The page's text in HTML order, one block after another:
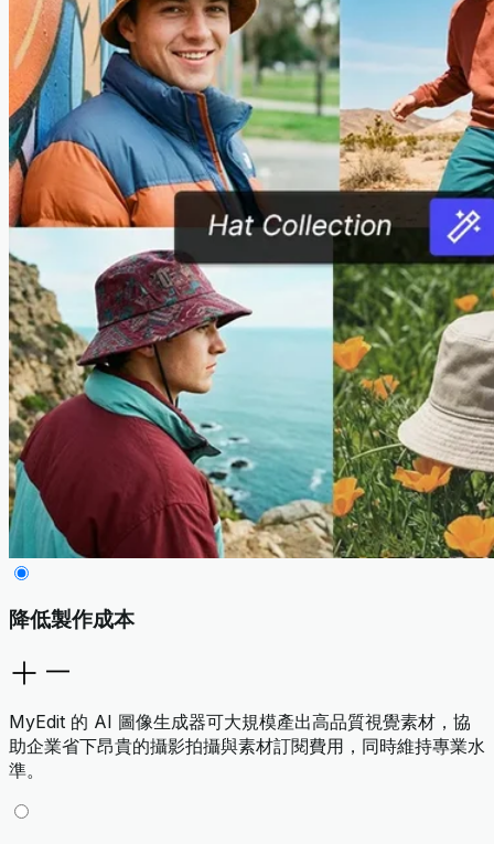
降低製作成本
MyEdit 的 AI 圖像生成器可大規模產出高品質視覺素材，協
助企業省下昂貴的攝影拍攝與素材訂閱費用，同時維持專業水
準。